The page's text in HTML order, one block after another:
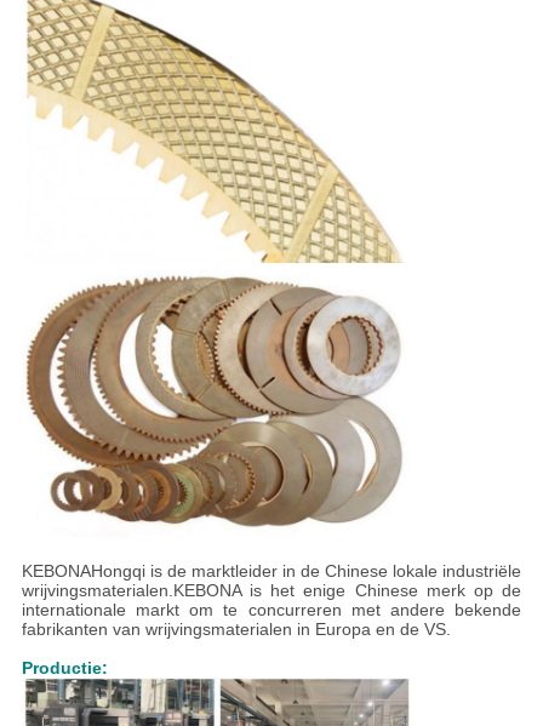
KEBONAHongqi is de marktleider in de Chinese lokale industriële
wrijvingsmaterialen.KEBONA is het enige Chinese merk op de
internationale markt om te concurreren met andere bekende
fabrikanten van wrijvingsmaterialen in Europa en de VS.
Productie: